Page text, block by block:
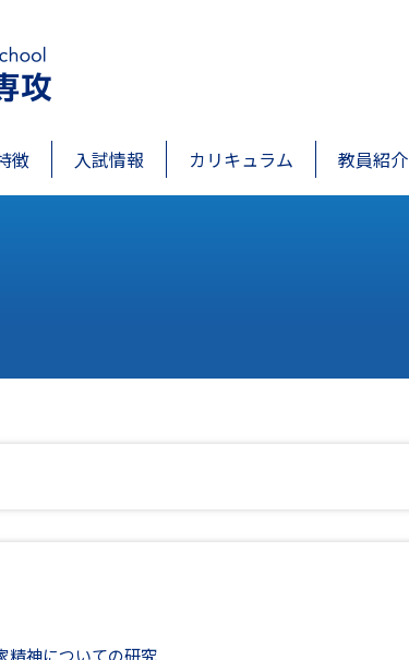
徴 入試情報 カリキュラム 教員紹介
精神についての研究